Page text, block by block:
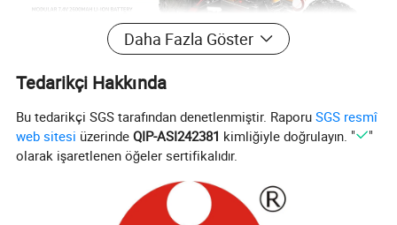
Daha Fazla Göster
Tedarikçi Hakkında
Bu tedarikçi SGS tarafından denetlenmiştir. RaporuSGS resmî
web sitesi üzerindeQIP-ASI242381 kimliğiyle doğrulayın. "
"
olarak işaretlenen öğeler sertifikalıdır.